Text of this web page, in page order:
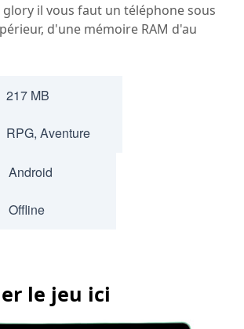
il vous faut un téléphone sous
d'une mémoire RAM d'au
217 MB
RPG, Aventure
Android
Offline
le jeu ici